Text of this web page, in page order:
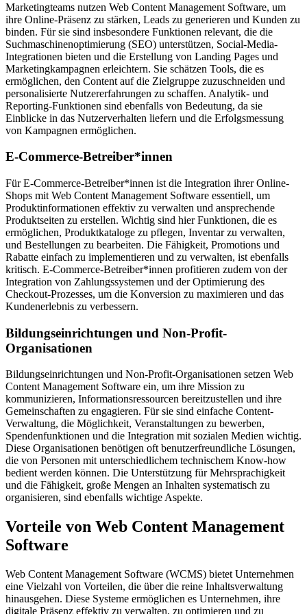
Marketingteams nutzen Web Content Management Software, um
ihre Online-Präsenz zu stärken, Leads zu generieren und Kunden zu
binden. Für sie sind insbesondere Funktionen relevant, die die
Suchmaschinenoptimierung (SEO) unterstützen, Social-Media-
Integrationen bieten und die Erstellung von Landing Pages und
Marketingkampagnen erleichtern. Sie schätzen Tools, die es
ermöglichen, den Content auf die Zielgruppe zuzuschneiden und
personalisierte Nutzererfahrungen zu schaffen. Analytik- und
Reporting-Funktionen sind ebenfalls von Bedeutung, da sie
Einblicke in das Nutzerverhalten liefern und die Erfolgsmessung
von Kampagnen ermöglichen.
E-Commerce-Betreiber*innen
Für E-Commerce-Betreiber*innen ist die Integration ihrer Online-
Shops mit Web Content Management Software essentiell, um
Produktinformationen effektiv zu verwalten und ansprechende
Produktseiten zu erstellen. Wichtig sind hier Funktionen, die es
ermöglichen, Produktkataloge zu pflegen, Inventar zu verwalten,
und Bestellungen zu bearbeiten. Die Fähigkeit, Promotions und
Rabatte einfach zu implementieren und zu verwalten, ist ebenfalls
kritisch. E-Commerce-Betreiber*innen profitieren zudem von der
Integration von Zahlungssystemen und der Optimierung des
Checkout-Prozesses, um die Konversion zu maximieren und das
Kundenerlebnis zu verbessern.
Bildungseinrichtungen und Non-Profit-
Organisationen
Bildungseinrichtungen und Non-Profit-Organisationen setzen Web
Content Management Software ein, um ihre Mission zu
kommunizieren, Informationsressourcen bereitzustellen und ihre
Gemeinschaften zu engagieren. Für sie sind einfache Content-
Verwaltung, die Möglichkeit, Veranstaltungen zu bewerben,
Spendenfunktionen und die Integration mit sozialen Medien wichtig.
Diese Organisationen benötigen oft benutzerfreundliche Lösungen,
die von Personen mit unterschiedlichem technischem Know-how
bedient werden können. Die Unterstützung für Mehrsprachigkeit
und die Fähigkeit, große Mengen an Inhalten systematisch zu
organisieren, sind ebenfalls wichtige Aspekte.
Vorteile von Web Content Management
Software
Web Content Management Software (WCMS) bietet Unternehmen
eine Vielzahl von Vorteilen, die über die reine Inhaltsverwaltung
hinausgehen. Diese Systeme ermöglichen es Unternehmen, ihre
digitale Präsenz effektiv zu verwalten, zu optimieren und zu